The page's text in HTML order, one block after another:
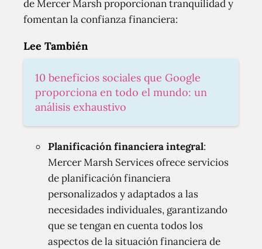
de Mercer Marsh proporcionan tranquilidad y
fomentan la confianza financiera:
Lee También
10 beneficios sociales que Google
proporciona en todo el mundo: un
análisis exhaustivo
Planificación financiera integral:
Mercer Marsh Services ofrece servicios
de planificación financiera
personalizados y adaptados a las
necesidades individuales, garantizando
que se tengan en cuenta todos los
aspectos de la situación financiera de